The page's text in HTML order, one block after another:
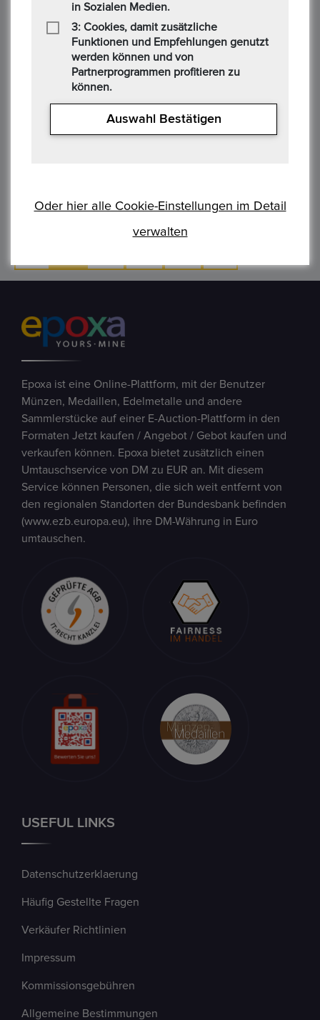
Äquatorial Guinea 7000 Franken, 1993 Dinosaurier
Jura - Allosaurus
Äquatorial Guinea 7000 Franken, 1993 Dinosaurier Jura -
Allosaurus Krause Nummer KM# 148 Land Äquatorial Guinea
Wert ...
Anzahl von Artikeln:37/ Seiten1von4
Epoxa ist eine Online-Plattform, mit der Benutzer
Münzen, Medaillen, Edelmetalle und andere
Sammlerstücke auf einer E-Auction-Plattform in den
Formaten Jetzt kaufen / Angebot / Gebot kaufen und
verkaufen können. Epoxa bietet zusätzlich einen
Umtauschservice von DM zu EUR an. Mit diesem
Service können Personen, die sich weit entfernt von
den regionalen Standorten der Bundesbank befinden
(www.ezb.europa.eu), ihre DM-Währung in Euro
umtauschen.
USEFUL LINKS
Datenschutzerklaerung
Häufig Gestellte Fragen
Verkäufer Richtlinien
Impressum
Kommissionsgebühren
Allgemeine Bestimmungen
in Sozialen Medien.
3: Cookies, damit zusätzliche
Funktionen und Empfehlungen genutzt
werden können und von
Partnerprogrammen profitieren zu
können.
Auswahl Bestätigen
Oder hier alle Cookie-Einstellungen im Detail
verwalten